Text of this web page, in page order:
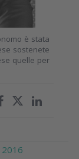
è stata
sostenete
quelle per